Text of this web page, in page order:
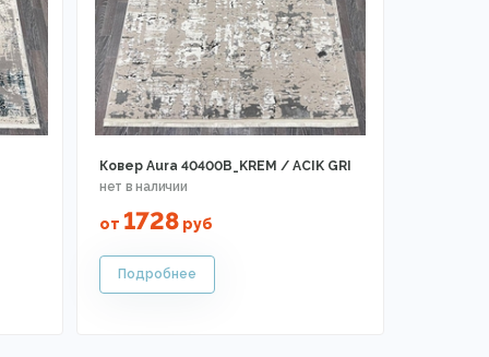
Ковер Aura 40400B_KREM / ACIK GRI
от 1728руб